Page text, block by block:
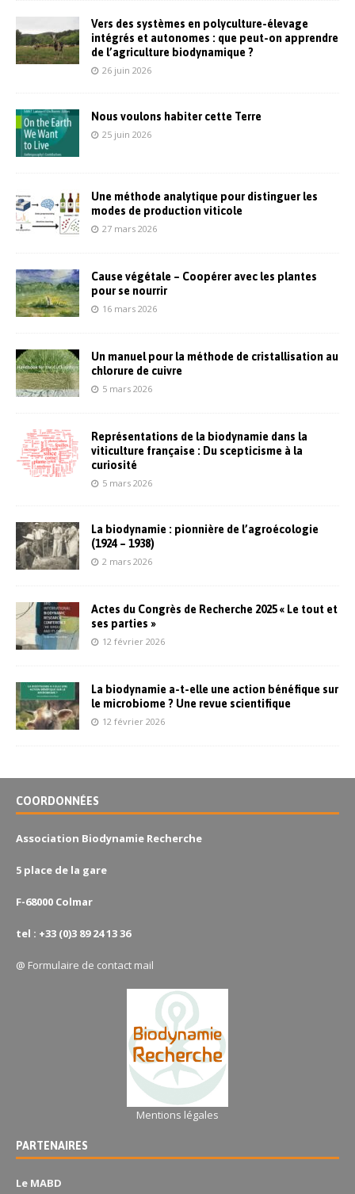
Vers des systèmes en polyculture-élevage
intégrés et autonomes : que peut-on apprendre
de l’agriculture biodynamique ?
26 juin 2026
Nous voulons habiter cette Terre
25 juin 2026
Une méthode analytique pour distinguer les
modes de production viticole
27 mars 2026
Cause végétale – Coopérer avec les plantes
pour se nourrir
16 mars 2026
Un manuel pour la méthode de cristallisation au
chlorure de cuivre
5 mars 2026
Représentations de la biodynamie dans la
viticulture française : Du scepticisme à la
curiosité
5 mars 2026
La biodynamie : pionnière de l’agroécologie
(1924 – 1938)
2 mars 2026
Actes du Congrès de Recherche 2025 « Le tout et
ses parties »
12 février 2026
La biodynamie a-t-elle une action bénéfique sur
le microbiome ? Une revue scientifique
12 février 2026
COORDONNÉES
Association Biodynamie Recherche
5 place de la gare
F-68000 Colmar
tel : +33 (0)3 89 24 13 36
@ Formulaire de contact mail
Mentions légales
PARTENAIRES
Le MABD